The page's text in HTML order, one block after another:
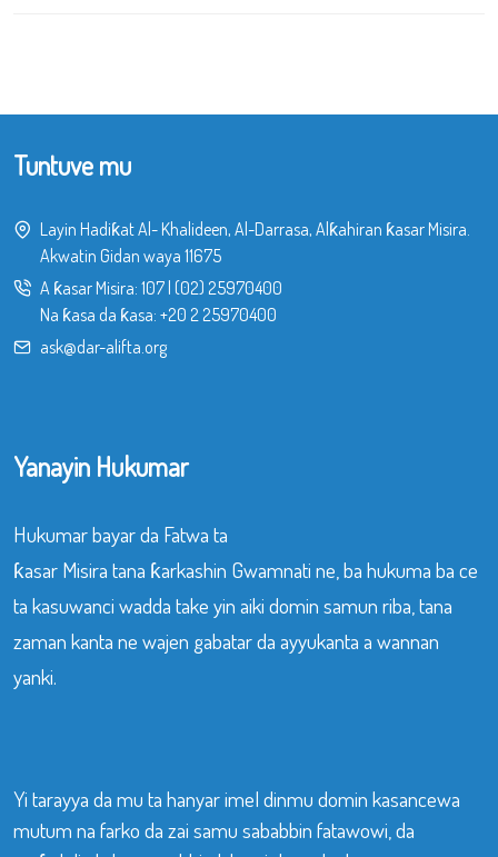
Tuntuve mu
Layin Hadiƙat Al- Khalideen, Al-Darrasa, Alƙahiran ƙasar Misira.
Akwatin Gidan waya 11675
A ƙasar Misira: 107| (02) 25970400
Na ƙasa da ƙasa: +20 2 25970400
ask@dar-alifta.org
Yanayin Hukumar
Hukumar bayar da Fatwa ta
ƙasar Misira tana ƙarkashin Gwamnati ne, ba hukuma ba ce
ta kasuwanci wadda take yin aiki domin samun riba, tana
zaman kanta ne wajen gabatar da ayyukanta a wannan
yanki.
Yi tarayya da mu ta hanyar imel dinmu domin kasancewa
mutum na farko da zai samu sababbin fatawowi, da